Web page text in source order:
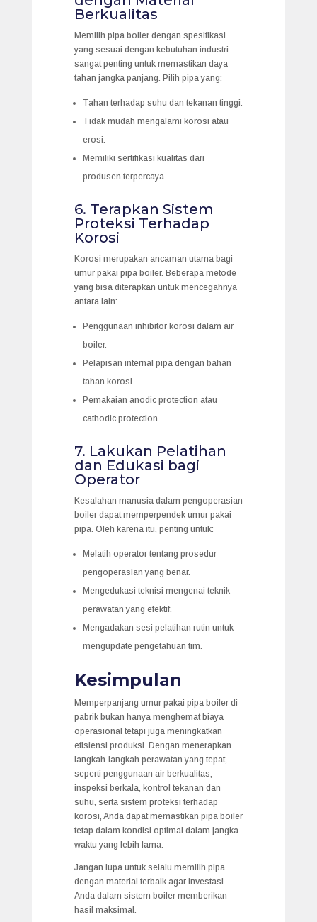
Berkualitas
Memilih pipa boiler dengan spesifikasi
yang sesuai dengan kebutuhan industri
sangat penting untuk memastikan daya
tahan jangka panjang. Pilih pipa yang:
Tahan terhadap suhu dan tekanan tinggi.
Tidak mudah mengalami korosi atau
erosi.
Memiliki sertifikasi kualitas dari
produsen terpercaya.
6. Terapkan Sistem
Proteksi Terhadap
Korosi
Korosi merupakan ancaman utama bagi
umur pakai pipa boiler. Beberapa metode
yang bisa diterapkan untuk mencegahnya
antara lain:
Penggunaan inhibitor korosi dalam air
boiler.
Pelapisan internal pipa dengan bahan
tahan korosi.
Pemakaian anodic protection atau
cathodic protection.
7. Lakukan Pelatihan
dan Edukasi bagi
Operator
Kesalahan manusia dalam pengoperasian
boiler dapat memperpendek umur pakai
pipa. Oleh karena itu, penting untuk:
Melatih operator tentang prosedur
pengoperasian yang benar.
Mengedukasi teknisi mengenai teknik
perawatan yang efektif.
Mengadakan sesi pelatihan rutin untuk
mengupdate pengetahuan tim.
Kesimpulan
Memperpanjang umur pakai pipa boiler di
pabrik bukan hanya menghemat biaya
operasional tetapi juga meningkatkan
efisiensi produksi. Dengan menerapkan
langkah-langkah perawatan yang tepat,
seperti penggunaan air berkualitas,
inspeksi berkala, kontrol tekanan dan
suhu, serta sistem proteksi terhadap
korosi, Anda dapat memastikan pipa boiler
tetap dalam kondisi optimal dalam jangka
waktu yang lebih lama.
Jangan lupa untuk selalu memilih pipa
dengan material terbaik agar investasi
Anda dalam sistem boiler memberikan
hasil maksimal.